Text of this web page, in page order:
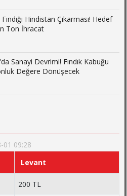
Hindistan Çıkarması! Hedef
Ton İhracat
Sanayi Devrimi! Fındık Kabuğu
Değere Dönüşecek
01 09:28
Levant
200 TL